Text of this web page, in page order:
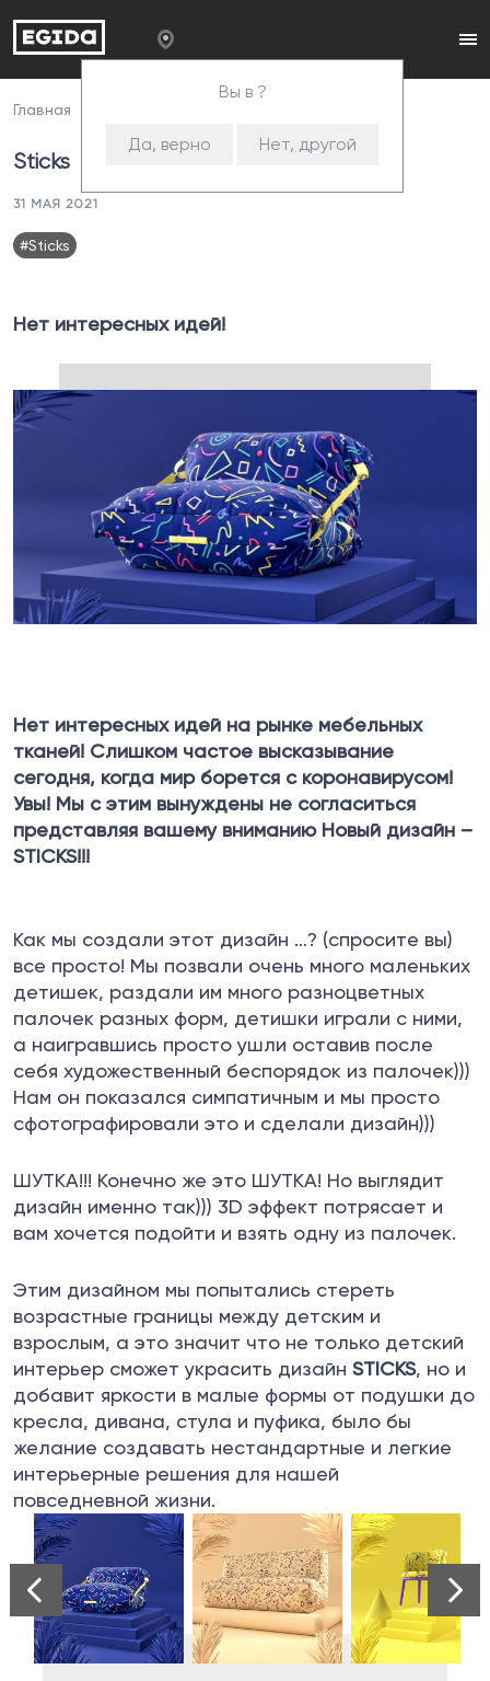
Вы в ?
Да, верно Нет, другой
Главная
Sticks
31 МАЯ 2021
#Sticks
Нет интересных идей!
Нет интересных идей на рынке мебельных
тканей! Слишком частое высказывание
сегодня, когда мир борется с коронавирусом!
Увы! Мы с этим вынуждены не согласиться
представляя вашему вниманию Новый дизайн –
STICKS!!!
Как мы создали этот дизайн …? (спросите вы)
все просто! Мы позвали очень много маленьких
детишек, раздали им много разноцветных
палочек разных форм, детишки играли с ними,
а наигравшись просто ушли оставив после
себя художественный беспорядок из палочек)))
Нам он показался симпатичным и мы просто
сфотографировали это и сделали дизайн)))
ШУТКА!!! Конечно же это ШУТКА! Но выглядит
дизайн именно так))) 3D эффект потрясает и
вам хочется подойти и взять одну из палочек.
Этим дизайном мы попытались стереть
возрастные границы между детским и
взрослым, а это значит что не только детский
интерьер сможет украсить дизайн STICKS, но и
добавит яркости в малые формы от подушки до
кресла, дивана, стула и пуфика, было бы
желание создавать нестандартные и легкие
интерьерные решения для нашей
повседневной жизни.